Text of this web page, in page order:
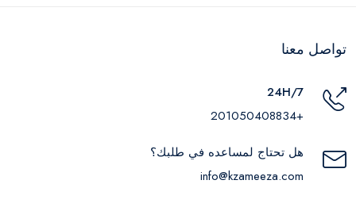
تواصل معنا
24H/7
+201050408834
هل تحتاج لمساعده في طلبك؟
info@kzameeza.com